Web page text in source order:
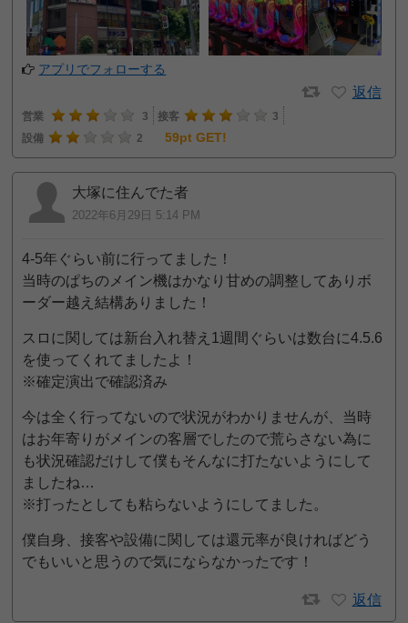
アプリでフォローする
返信
営業 3 接客
3
設備
2 59pt GET!
大塚に住んでた者
2022年6月29日 5:14 PM
4-5年ぐらい前に行ってました！
当時のぱちのメイン機はかなり甘めの調整してありボ
ーダー越え結構ありました！
スロに関しては新台入れ替え1週間ぐらいは数台に4.5.6
を使ってくれてましたよ！
※確定演出で確認済み
今は全く行ってないので状況がわかりませんが、当時
はお年寄りがメインの客層でしたので荒らさない為に
も状況確認だけして僕もそんなに打たないようにして
ましたね…
※打ったとしても粘らないようにしてました。
僕自身、接客や設備に関しては還元率が良ければどう
でもいいと思うので気にならなかったです！
返信